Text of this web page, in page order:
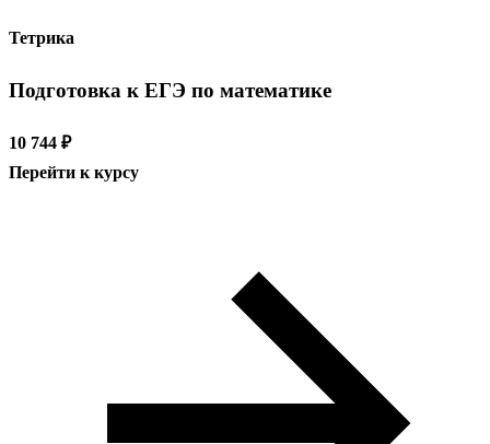
Тетрика
Подготовка к ЕГЭ по математике
10 744 ₽
Перейти к курсу